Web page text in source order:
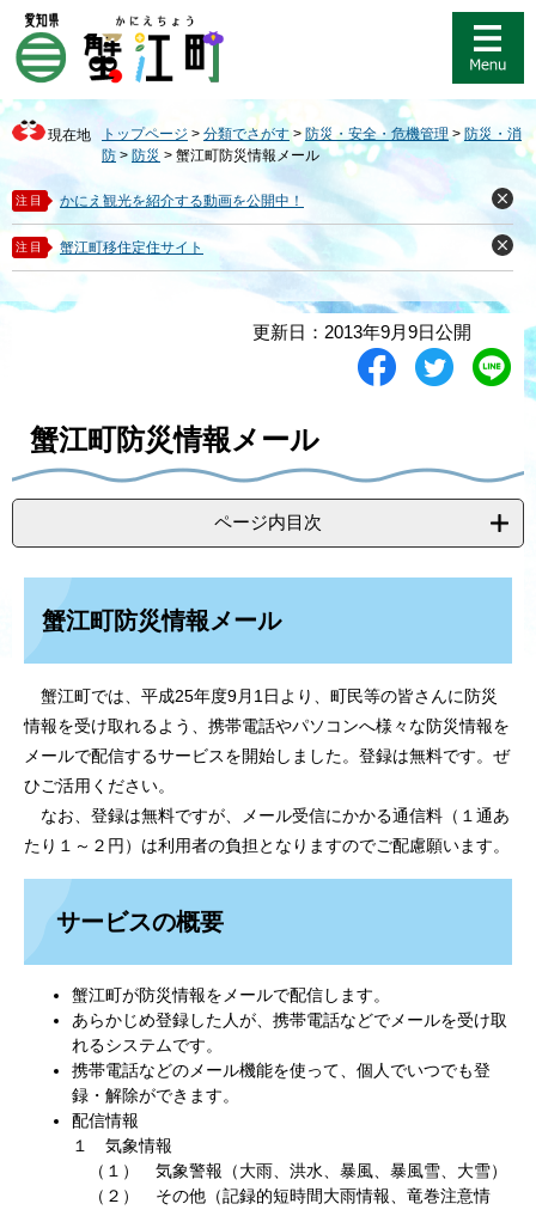
ジ
先
頭
で
す
。
ュ
を
飛
ば
し
て
本
文
現在地 トップページ > 分類でさがす >防災・安全・危機管理 > 防災・消
防 >防災 > 蟹江町防災情報メール
注目 かにえ観光を紹介する動画を公開中！
閉
じ
る
注目 蟹江町移住定住サイト
閉
じ
更新日：2013年9月9日公開
シ
ツ
る
L
る
蟹江町防災情報メール
ページ内目次
蟹江町防災情報メール
蟹江町では、平成25年度9月1日より、町民等の皆さんに防災
情報を受け取れるよう、携帯電話やパソコンへ様々な防災情報を
メールで配信するサービスを開始しました。登録は無料です。ぜ
ひご活用ください。
なお、登録は無料ですが、メール受信にかかる通信料（１通あ
たり１～２円）は利用者の負担となりますのでご配慮願います。
サービスの概要
蟹江町が防災情報をメールで配信します。
あらかじめ登録した人が、携帯電話などでメールを受け取
れるシステムです。
携帯電話などのメール機能を使って、個人でいつでも登
録・解除ができます。
配信情報
１ 気象情報
（１） 気象警報（大雨、洪水、暴風、暴風雪、大雪）
（２） その他（記録的短時間大雨情報、竜巻注意情